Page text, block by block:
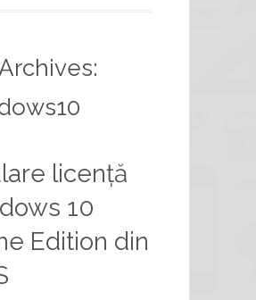
licență
10
Edition din